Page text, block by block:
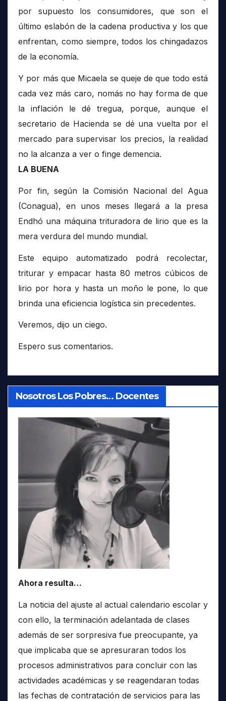
por supuesto los consumidores, que son el
último eslabón de la cadena productiva y los que
enfrentan, como siempre, todos los chingadazos
de la economía.
Y por más que Micaela se queje de que todo está
cada vez más caro, nomás no hay forma de que
la inflación le dé tregua, porque, aunque el
secretario de Hacienda se dé una vuelta por el
mercado para supervisar los precios, la realidad
no la alcanza a ver o finge demencia.
LA BUENA
Por fin, según la Comisión Nacional del Agua
(Conagua), en unos meses llegará a la presa
Endhó una máquina trituradora de lirio que es la
mera verdura del mundo mundial.
Este equipo automatizado podrá recolectar,
triturar y empacar hasta 80 metros cúbicos de
lirio por hora y hasta un moño le pone, lo que
brinda una eficiencia logística sin precedentes.
Veremos, dijo un ciego.
Espero sus comentarios.
Nosotros Los Pobres… Docentes
Ahora resulta…
La noticia del ajuste al actual calendario escolar y
con ello, la terminación adelantada de clases
además de ser sorpresiva fue preocupante, ya
que implicaba que se apresuraran todos los
procesos administrativos para concluir con las
actividades académicas y se reagendaran todas
las fechas de contratación de servicios para las